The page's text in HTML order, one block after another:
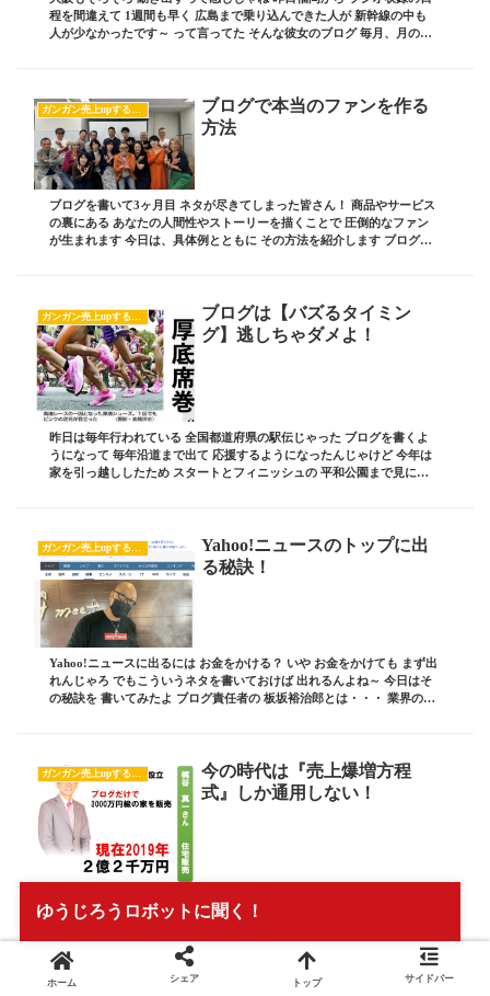
程を間違えて 1週間も早く 広島まで乗り込んできた人が 新幹線の中も
人が少なかったです～ って言ってた そんな彼女のブログ 毎月、月の半
ガンガン売上upするブログの書き方
ブログで本当のファンを作る
方法
ブログを書いて3ヶ月目 ネタが尽きてしまった皆さん！ 商品やサービス
の裏にある あなたの人間性やストーリーを描くことで 圧倒的なファン
が生まれます 今日は、具体例とともに その方法を紹介します ブログ責
ガンガン売上upするブログの書き方
ブログは【バズるタイミン
グ】逃しちゃダメよ！
昨日は毎年行われている 全国都道府県の駅伝じゃった ブログを書くよ
うになって 毎年沿道まで出て 応援するようになったんじゃけど 今年は
家を引っ越ししたため スタートとフィニッシュの 平和公園まで見に行
ガンガン売上upするブログの書き方
Yahoo!ニュースのトップに出
る秘訣！
Yahoo!ニュースに出るには お金をかける？ いや お金をかけても まず出
れんじゃろ でもこういうネタを書いておけば 出れるんよね～ 今日はそ
の秘訣を 書いてみたよ ブログ責任者の 板坂裕治郎とは・・・ 業界の常
ガンガン売上upするブログの書き方
今の時代は『売上爆増方程
式』しか通用しない！
にも出るんじゃね 普通に考えたら 巣ごもりじゃけ バンバンに妊娠届が
ては 去年の数字と比べても めちゃ...
ホーム シェア トップ サイドバー
ゆうじろうロボットに聞く！